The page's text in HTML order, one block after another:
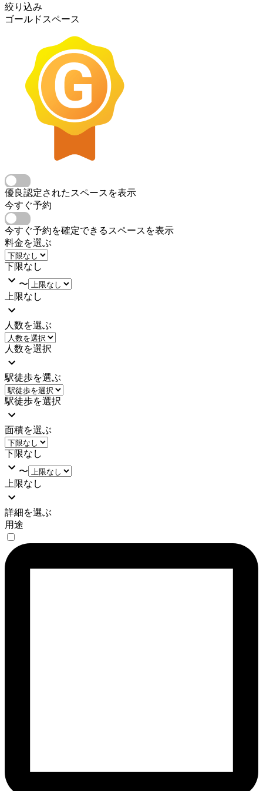
絞り込み
ゴールドスペース
優良認定されたスペースを表示
今すぐ予約
今すぐ予約を確定できるスペースを表示
料金を選ぶ
下限なし
〜
上限なし
人数を選ぶ
人数を選択
駅徒歩を選ぶ
駅徒歩を選択
面積を選ぶ
下限なし
〜
上限なし
詳細を選ぶ
用途